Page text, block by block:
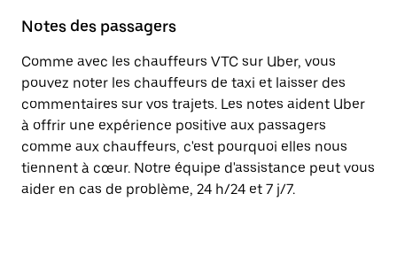
Notes des passagers
Comme avec les chauffeurs VTC sur Uber, vous
pouvez noter les chauffeurs de taxi et laisser des
commentaires sur vos trajets. Les notes aident Uber
à offrir une expérience positive aux passagers
comme aux chauffeurs, c'est pourquoi elles nous
tiennent à cœur. Notre équipe d'assistance peut vous
aider en cas de problème, 24 h/24 et 7 j/7.